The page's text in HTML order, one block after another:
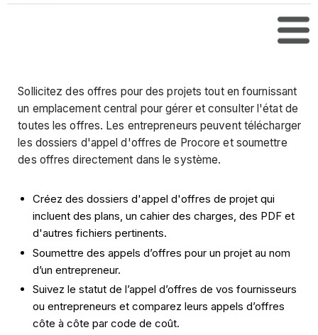
Sollicitez des offres pour des projets tout en fournissant
un emplacement central pour gérer et consulter l'état de
toutes les offres. Les entrepreneurs peuvent télécharger
les dossiers d'appel d'offres de Procore et soumettre
des offres directement dans le système.
Créez des dossiers d'appel d'offres de projet qui
incluent des plans, un cahier des charges, des PDF et
d'autres fichiers pertinents.
Soumettre des appels d’offres pour un projet au nom
d’un entrepreneur.
Suivez le statut de l’appel d’offres de vos fournisseurs
ou entrepreneurs et comparez leurs appels d’offres
côte à côte par code de coût.